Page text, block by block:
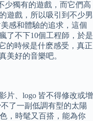
少獨有的遊戲，而它們高
遊戲，所以吸引到不少男
感和體驗的追求，這個
了不下10個工程師，於是
的時候是什麽感受，真正
美好的音樂吧。
片、logo 皆不得修改或增
了一副低調有型的太陽
，時髦又百搭，能為你